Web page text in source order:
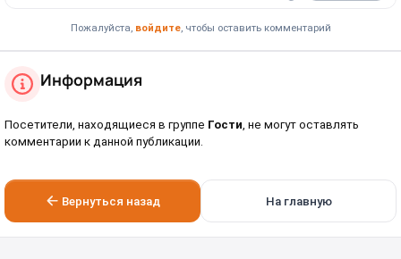
Пожалуйста, войдите, чтобы оставить комментарий
Информация
Посетители, находящиеся в группе Гости, не могут оставлять
комментарии к данной публикации.
Вернуться назад На главную